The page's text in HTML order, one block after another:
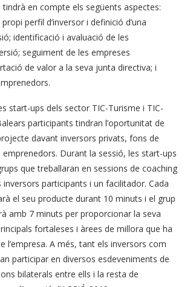
en compte els següents aspectes:
perfil d’inversor i definició d’una
identificació i avaluació de les
seguiment de les empreses
de valor a la seva junta directiva; i
start-ups dels sector TIC-Turisme i TIC-
participants tindran l’oportunitat de
davant inversors privats, fons de
Durant la sessió, les start-ups
que treballaran en sessions de coaching
inversors participants i un facilitador. Cada
el seu producte durant 10 minuts i el grup
amb 7 minuts per proporcionar la seva
fortaleses i àrees de millora que ha
l’empresa. A més, tant els inversors com
participar en diversos esdeveniments de
bilaterals entre ells i la resta de